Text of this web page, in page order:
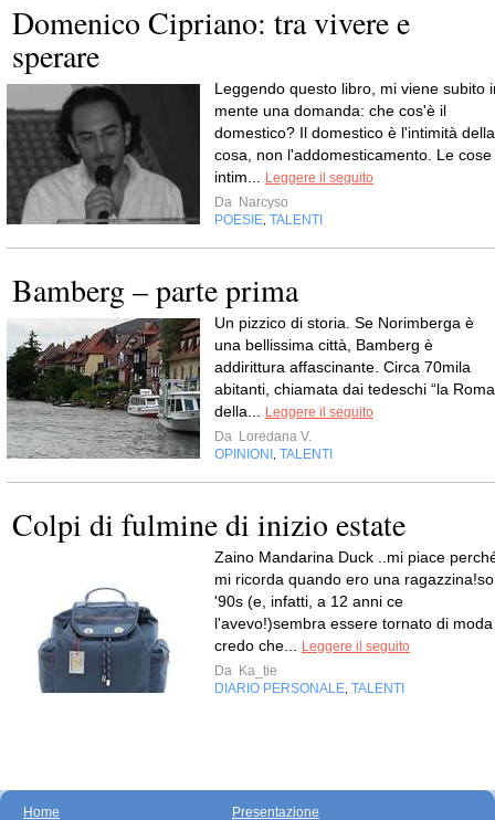
Domenico Cipriano: tra vivere e
sperare
Leggendo questo libro, mi viene subito
mente una domanda: che cos'è il
domestico? Il domestico è l'intimità della
cosa, non l'addomesticamento. Le cose
intim...
Leggere il seguito
Da Narcyso
POESIE TALENTI
Bamberg – parte prima
Un pizzico di storia. Se Norimberga è
una bellissima città, Bamberg è
addirittura affascinante. Circa 70mila
abitanti, chiamata dai tedeschi “la Roma
della...
Leggere il seguito
Da Loredana V.
OPINIONI
TALENTI
Colpi di fulmine di inizio estate
Zaino Mandarina Duck ..mi piace
mi ricorda quando ero una ragazzina!so
'90s (e, infatti, a 12 anni ce
l'avevo!)sembra essere tornato di moda
credo che...
Leggere il seguito
Da Ka_tie
DIARIO PERSONALE TALENTI
Home Presentazione